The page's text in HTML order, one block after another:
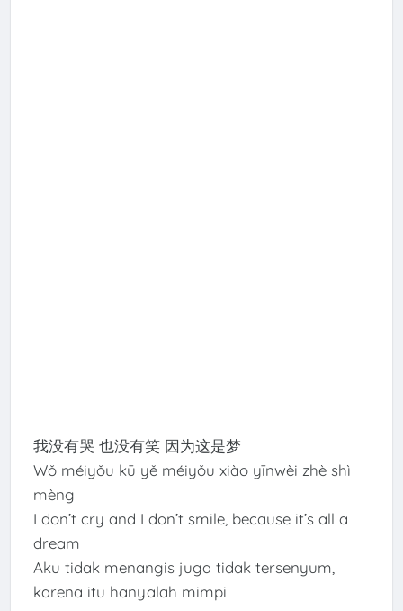
我没有哭 也没有笑 因为这是梦
Wǒ méiyǒu kū yě méiyǒu xiào yīnwèi zhè shì
mèng
I don’t cry and I don’t smile, because it’s all a
dream
Aku tidak menangis juga tidak tersenyum,
karena itu hanyalah mimpi